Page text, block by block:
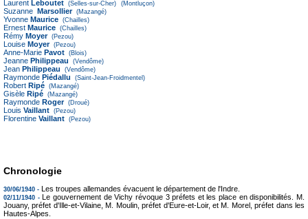
Laurent Leboutet (Selles-sur-Cher) (Montluçon)
Suzanne Marsollier (Mazangé)
Yvonne Maurice (Chailles)
Ernest Maurice (Chailles)
Rémy Moyer (Pezou)
Louise Moyer (Pezou)
Anne-Marie Pavot (Blois)
Jeanne Philippeau (Vendôme)
Jean Philippeau (Vendôme)
Raymonde Piédallu (Saint-Jean-Froidmentel)
Robert Ripé (Mazangé)
Gisèle Ripé (Mazangé)
Raymonde Roger (Droué)
Louis Vaillant (Pezou)
Florentine Vaillant (Pezou)
Chronologie
30/06/1940 - Les troupes allemandes évacuent le département de l'Indre.
02/11/1940 - Le gouvernement de Vichy révoque 3 préfets et les place en disponibilités. M.
Jouany, préfet d'Ille-et-Vilaine, M. Moulin, préfet d'Eure-et-Loir, et M. Morel, préfet dans les
Hautes-Alpes.